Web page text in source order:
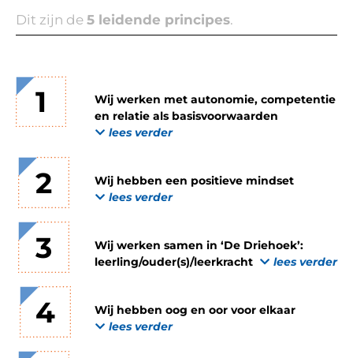
Dit zijn de 5 leidende principes.
1
Wij werken met autonomie, competentie
en relatie als basisvoorwaarden
lees verder
2
Wij hebben een positieve mindset
lees verder
3
Wij werken samen in ‘De Driehoek’:
leerling/ouder(s)/leerkracht
lees verder
4
Wij hebben oog en oor voor elkaar
lees verder